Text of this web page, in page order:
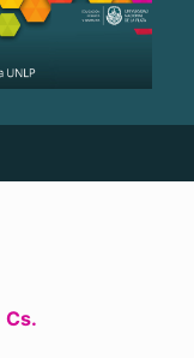
Cs.